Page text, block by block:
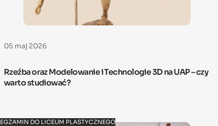
05 maj 2026
Rzeźba oraz Modelowanie i Technologie 3D na UAP – czy
warto studiować?
EGZAMIN DO LICEUM PLASTYCZNEGO